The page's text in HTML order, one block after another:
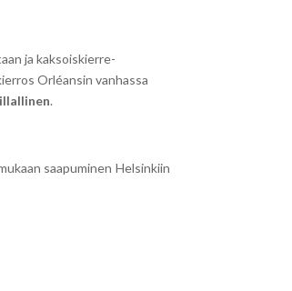
ja kaksoiskierre­
Orléansin vanhassa
.
saapuminen Helsinkiin